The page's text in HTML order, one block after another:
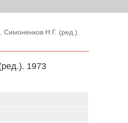
Симоненков Н.Г. (ред.).
1973